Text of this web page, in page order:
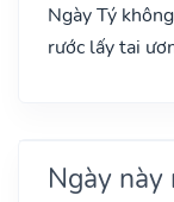
Ngày Tý
rước lấy tai
Ngày này